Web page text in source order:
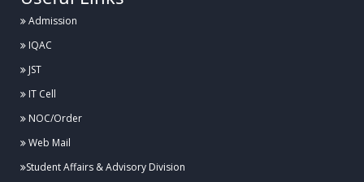
Posted:
Posted:২৬ জুলাই, হাবিপ্রবি, দিনাজপুর
Admission
IQAC
JST
IT Cell
NOC/Order
Web Mail
Student Affairs & Advisory Division